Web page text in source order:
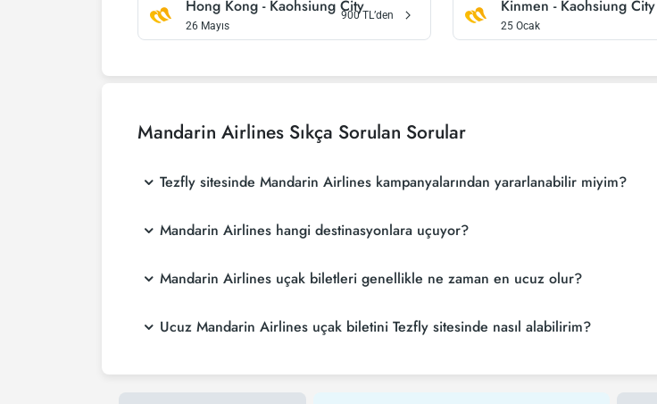
Hong Kong - Kaohsiung City
26 Mayıs
900TL’den Kinmen - Kaohsiung City
25 Ocak
Mandarin Airlines Sıkça Sorulan Sorular
Tezfly sitesinde Mandarin Airlines kampanyalarından yararlanabilir miyim?
Mandarin Airlines hangi destinasyonlara uçuyor?
Mandarin Airlines uçak biletleri genellikle ne zaman en ucuz olur?
Ucuz Mandarin Airlines uçak biletini Tezfly sitesinde nasıl alabilirim?